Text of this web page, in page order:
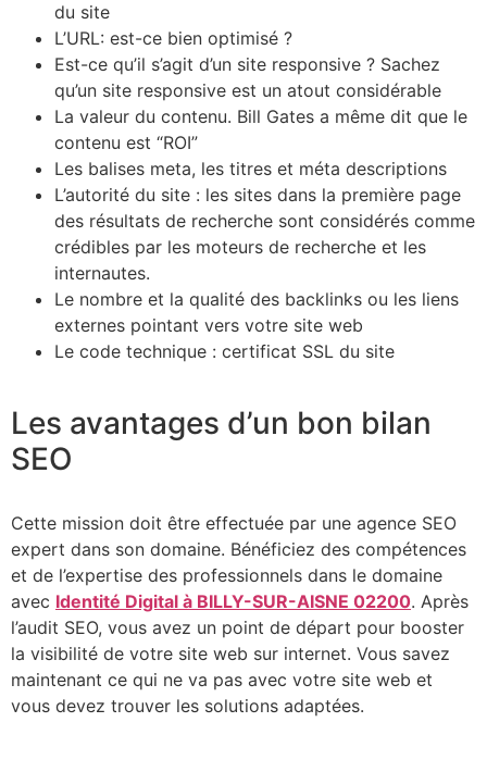
du site
L’URL: est-ce bien optimisé ?
Est-ce qu’il s’agit d’un site responsive ? Sachez
qu’un site responsive est un atout considérable
La valeur du contenu. Bill Gates a même dit que le
contenu est “ROI”
Les balises meta, les titres et méta descriptions
L’autorité du site : les sites dans la première page
des résultats de recherche sont considérés comme
crédibles par les moteurs de recherche et les
internautes.
Le nombre et la qualité des backlinks ou les liens
externes pointant vers votre site web
Le code technique : certificat SSL du site
Les avantages d’un bon bilan
SEO
Cette mission doit être effectuée par une agence SEO
expert dans son domaine. Bénéficiez des compétences
et de l’expertise des professionnels dans le domaine
avec Identité Digital à BILLY-SUR-AISNE 02200. Après
l’audit SEO, vous avez un point de départ pour booster
la visibilité de votre site web sur internet. Vous savez
maintenant ce qui ne va pas avec votre site web et
vous devez trouver les solutions adaptées.